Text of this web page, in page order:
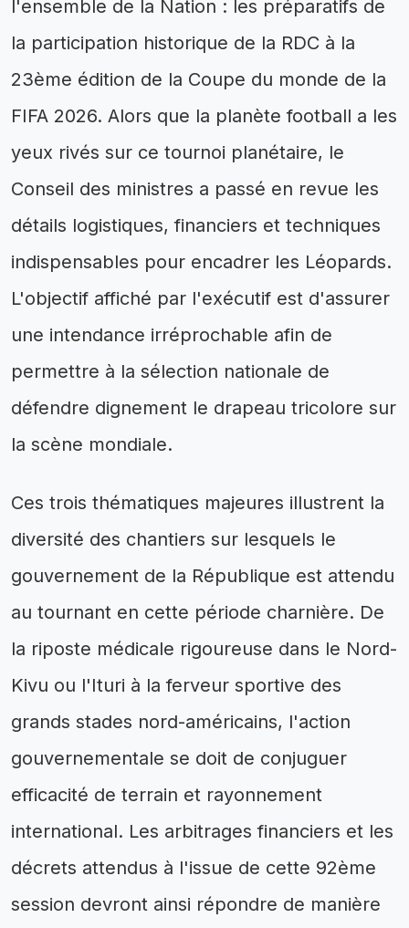
l'ensemble de la Nation : les préparatifs de
la participation historique de la RDC à la
23ème édition de la Coupe du monde de la
FIFA 2026. Alors que la planète football a les
yeux rivés sur ce tournoi planétaire, le
Conseil des ministres a passé en revue les
détails logistiques, financiers et techniques
indispensables pour encadrer les Léopards.
L'objectif affiché par l'exécutif est d'assurer
une intendance irréprochable afin de
permettre à la sélection nationale de
défendre dignement le drapeau tricolore sur
la scène mondiale.
Ces trois thématiques majeures illustrent la
diversité des chantiers sur lesquels le
gouvernement de la République est attendu
au tournant en cette période charnière. De
la riposte médicale rigoureuse dans le Nord-
Kivu ou l'Ituri à la ferveur sportive des
grands stades nord-américains, l'action
gouvernementale se doit de conjuguer
efficacité de terrain et rayonnement
international. Les arbitrages financiers et les
décrets attendus à l'issue de cette 92ème
session devront ainsi répondre de manière